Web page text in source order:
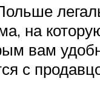
на
вам
с